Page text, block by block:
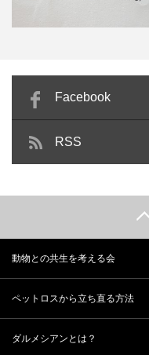
Facebook
RSS
動物との共生を考える会
ペットロスから立ち直る方法
ダルメシアンとは？